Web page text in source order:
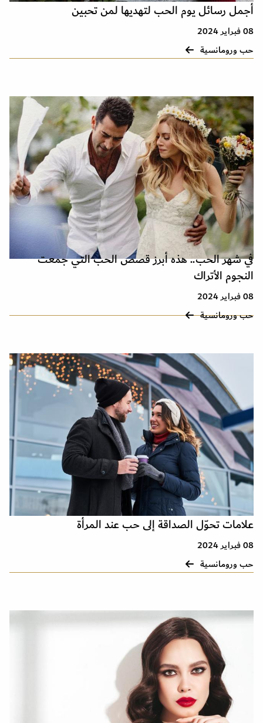
أجمل رسائل يوم الحب لتهديها لمن تحبين
08 فبراير 2024
حب ورومانسية
في شهر الحب.. هذه أبرز قصص الحب التي جمعت
النجوم الأتراك
08 فبراير 2024
حب ورومانسية
علامات تحوّل الصداقة إلى حب عند المرأة
08 فبراير 2024
حب ورومانسية